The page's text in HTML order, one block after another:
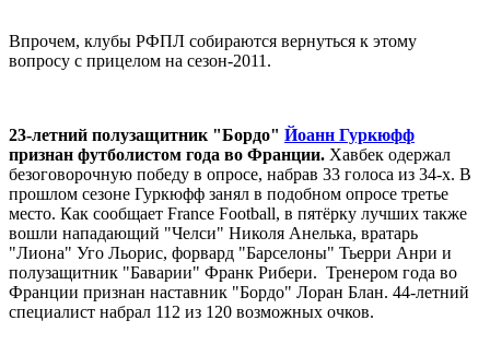
Впрочем, клубы РФПЛ собираются вернуться к этому
вопросу с прицелом на сезон-2011.
23-летний полузащитник "Бордо" Йоанн Гуркюфф
признан футболистом года во Франции. Хавбек одержал
безоговорочную победу в опросе, набрав 33 голоса из 34-х. В
прошлом сезоне Гуркюфф занял в подобном опросе третье
место. Как сообщает France Football, в пятёрку лучших также
вошли нападающий "Челси" Николя Анелька, вратарь
"Лиона" Уго Льорис, форвард "Барселоны" Тьерри Анри и
полузащитник "Баварии" Франк Рибери. Тренером года во
Франции признан наставник "Бордо" Лоран Блан. 44-летний
специалист набрал 112 из 120 возможных очков.